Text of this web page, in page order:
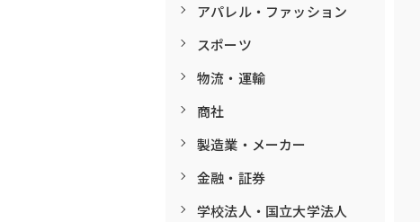
アパレル・ファッション
スポーツ
物流・運輸
商社
製造業・メーカー
金融・証券
学校法人・国立大学法人